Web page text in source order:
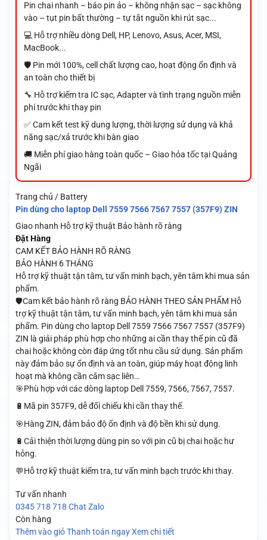
Pin chai nhanh – báo pin ảo – không nhận sạc – sạc không
vào – tụt pin bất thường – tự tắt nguồn khi rút sạc...
💻 Hỗ trợ nhiều dòng Dell, HP, Lenovo, Asus, Acer, MSI,
MacBook...
🛡️ Pin mới 100%, cell chất lượng cao, hoạt động ổn định và
an toàn cho thiết bị
🔧 Hỗ trợ kiểm tra IC sạc, Adapter và tình trạng nguồn miễn
phí trước khi thay pin
✅ Cam kết test kỹ dung lượng, thời lượng sử dụng và khả
năng sạc/xả trước khi bàn giao
🚚 Miễn phí giao hàng toàn quốc – Giao hỏa tốc tại Quảng
Ngãi
Trang chủ / Battery
Pin dùng cho laptop Dell 7559 7566 7567 7557 (357F9) ZIN
Giao nhanh Hỗ trợ kỹ thuật Bảo hành rõ ràng
Đặt Hàng
CAM KẾT BẢO HÀNH RÕ RÀNG
BẢO HÀNH 6 THÁNG
Hỗ trợ kỹ thuật tận tâm, tư vấn minh bạch, yên tâm khi mua sản
phẩm.
🛡️Cam kết bảo hành rõ ràng BẢO HÀNH THEO SẢN PHẨM Hỗ
trợ kỹ thuật tận tâm, tư vấn minh bạch, yên tâm khi mua sản
phẩm. Pin dùng cho laptop Dell 7559 7566 7567 7557 (357F9)
ZIN là giải pháp phù hợp cho những ai cần thay thế pin cũ đã
chai hoặc không còn đáp ứng tốt nhu cầu sử dụng. Sản phẩm
này đảm bảo sự ổn định và an toàn, giúp máy hoạt động linh
hoạt mà không cần cắm sạc liên…
🎯Phù hợp với các dòng laptop Dell 7559, 7566, 7567, 7557.
🔋Mã pin 357F9, dễ đối chiếu khi cần thay thế.
🎯Hàng ZIN, đảm bảo độ ổn định và độ bền khi sử dụng.
🔋Cải thiện thời lượng dùng pin so với pin cũ bị chai hoặc hư
hỏng.
💬Hỗ trợ kỹ thuật kiểm tra, tư vấn minh bạch trước khi thay.
Tư vấn nhanh
0345 718 718 Chat Zalo
Còn hàng
Thêm vào giỏ Thanh toán ngay Xem chi tiết